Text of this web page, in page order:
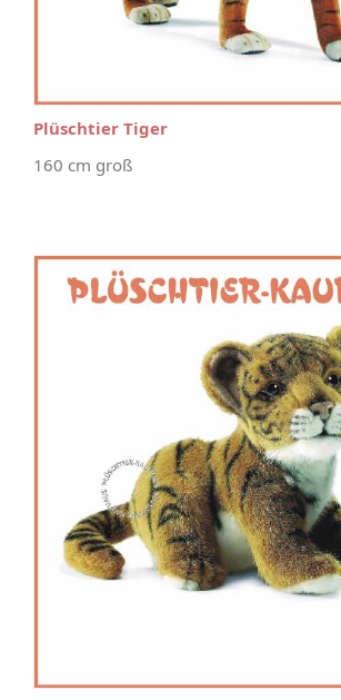
Plüschtier Tiger
160 cm groß